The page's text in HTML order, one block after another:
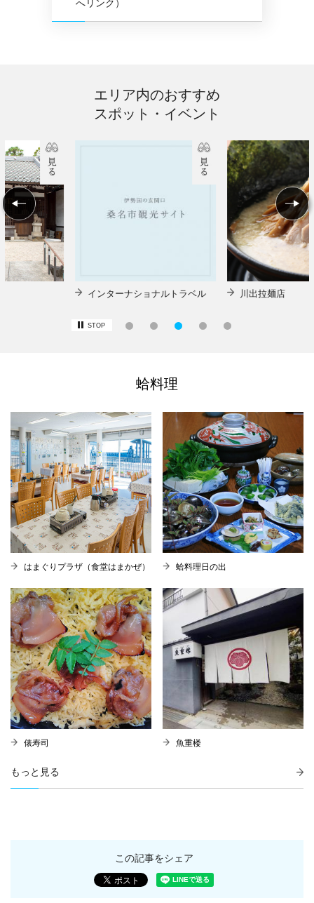
へリンク）
エリア内のおすすめ
スポット・イベント
インターナショナルトラベル 川出拉麺店
STOP
蛤料理
はまぐりプラザ（食堂はまかぜ） 蛤料理日の出
俵寿司 魚重楼
もっと見る
この記事をシェア